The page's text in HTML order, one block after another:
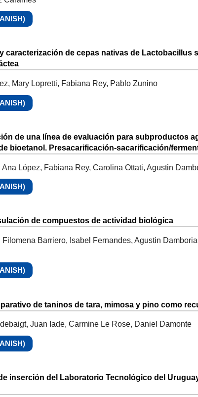
caracterización de cepas nativas de Lactobacillus
Mary Lopretti, Fabiana Rey, Pablo Zunino
de una línea de evaluación para subproductos
bioetanol. Presacarificación-sacarificación/
Ana López, Fabiana Rey, Carolina Ottati, Agustin
de compuestos de actividad biológica
Filomena Barriero, Isabel Fernandes, Agustin
de taninos de tara, mimosa y pino como
Juan Iade, Carmine Le Rose, Daniel Damonte
inserción del Laboratorio Tecnológico del